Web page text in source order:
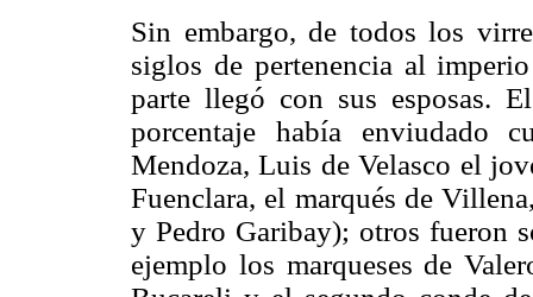
Sin embargo, de todos los
siglos de pertenencia al
parte llegó con sus esposas.
porcentaje había enviudado
Mendoza, Luis de Velasco el
Fuenclara, el marqués de
y Pedro Garibay); otros fueron
ejemplo los marqueses de